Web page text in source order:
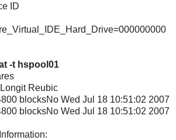
ID
-t hspool01
Reubic
blocksNo Wed Jul 18 10:51:02 2007
blocksNo Wed Jul 18 10:51:02 2007